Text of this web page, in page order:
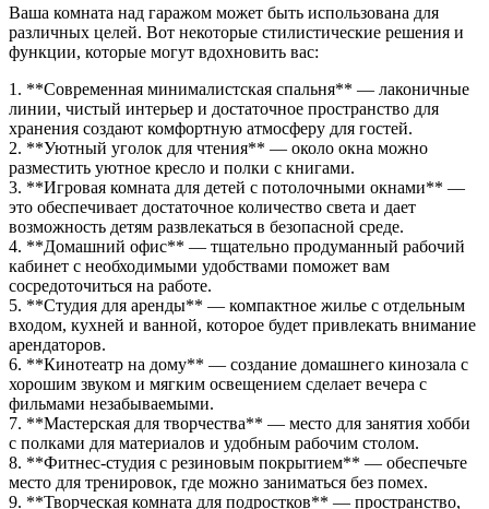
Ваша комната над гаражом может быть использована для
различных целей. Вот некоторые стилистические решения и
функции, которые могут вдохновить вас:
1. **Современная минималистская спальня** — лаконичные
линии, чистый интерьер и достаточное пространство для
хранения создают комфортную атмосферу для гостей.
2. **Уютный уголок для чтения** — около окна можно
разместить уютное кресло и полки с книгами.
3. **Игровая комната для детей с потолочными окнами** —
это обеспечивает достаточное количество света и дает
возможность детям развлекаться в безопасной среде.
4. **Домашний офис** — тщательно продуманный рабочий
кабинет с необходимыми удобствами поможет вам
сосредоточиться на работе.
5. **Студия для аренды** — компактное жилье с отдельным
входом, кухней и ванной, которое будет привлекать внимание
арендаторов.
6. **Кинотеатр на дому** — создание домашнего кинозала с
хорошим звуком и мягким освещением сделает вечера с
фильмами незабываемыми.
7. **Мастерская для творчества** — место для занятия хобби
с полками для материалов и удобным рабочим столом.
8. **Фитнес-студия с резиновым покрытием** — обеспечьте
место для тренировок, где можно заниматься без помех.
9. **Творческая комната для подростков** — пространство,